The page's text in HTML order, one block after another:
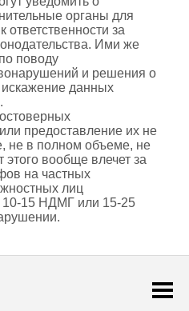
органы для
за
Ими же
поводу
и решения о
данных
предоставление их не
не в полном объеме, не
вообще влечет за
на частных
лиц
10-15 НДМГ или 15-25